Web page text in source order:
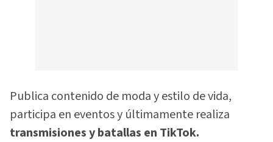
Publica contenido de moda y estilo de vida,
participa en eventos y últimamente realiza
transmisiones y batallas en TikTok.